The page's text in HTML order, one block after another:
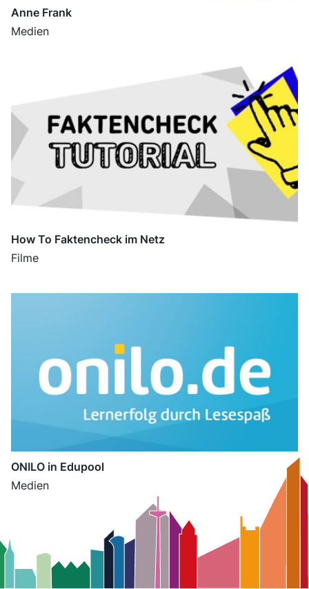
Anne Frank
Medien
How To Faktencheck im Netz
Filme
ONILO in Edupool
Medien